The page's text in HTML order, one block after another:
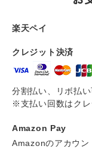
楽天ペイ
クレジット決済
分割払い、リボ払い
※支払い回数はクレ
Amazon Pay
Amazonのアカウン